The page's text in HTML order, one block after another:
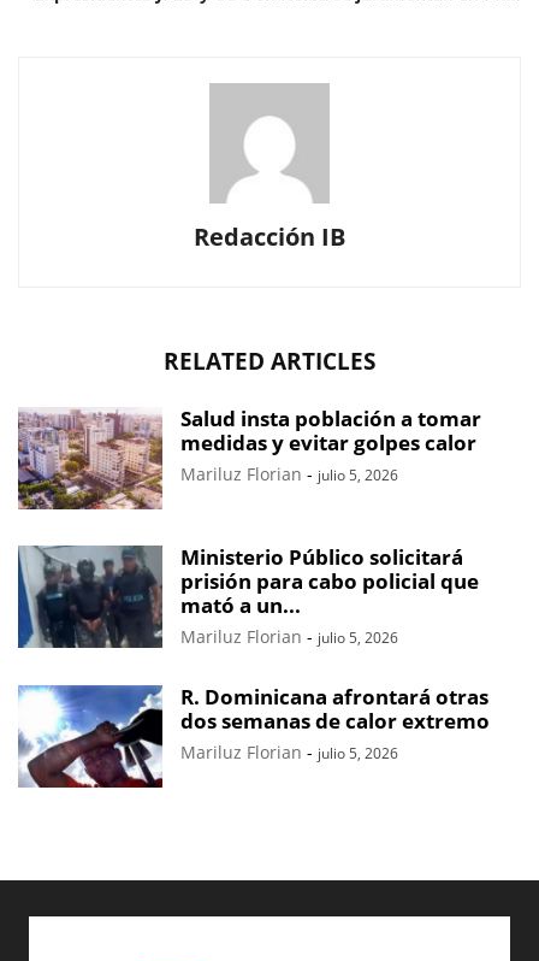
Redacción IB
RELATED ARTICLES
Salud insta población a tomar
medidas y evitar golpes calor
Mariluz Florian - julio 5, 2026
Ministerio Público solicitará
prisión para cabo policial que
mató a un...
Mariluz Florian - julio 5, 2026
R. Dominicana afrontará otras
dos semanas de calor extremo
Mariluz Florian - julio 5, 2026